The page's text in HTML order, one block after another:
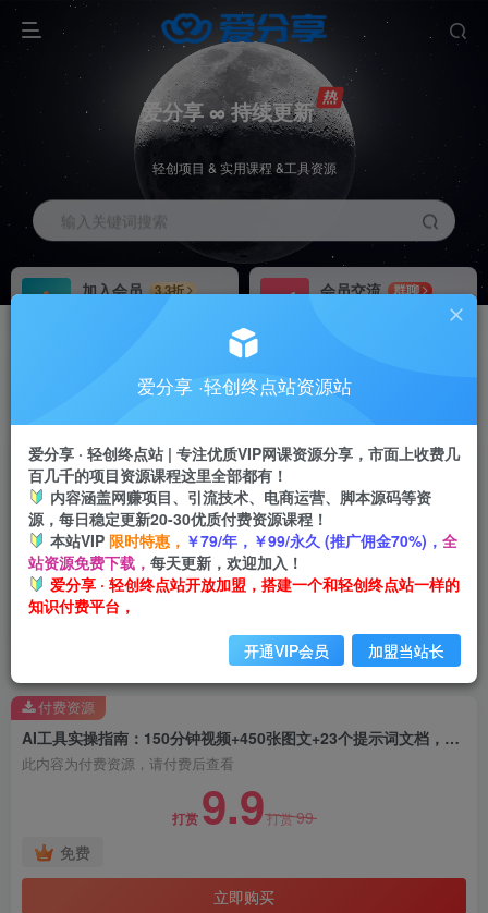
爱分享 ∞ 持续更新
轻创项目 & 实用课程 &工具资源
输入关键词搜索
加入会员
3.3折
会员交流
群聊
推广返佣高达70%
24小时自动赚钱
加入会员享受权益福利
AI工具实操指南：150分钟视频+450张图文+23个提示词文档，额外附赠200+指令
此内容为付费资源，请付费后查看
打赏 9.9打赏99
免费
立即购买
付费资源
爱分享 ·轻创终点站资源站
爱分享 · 轻创终点站 | 专注优质VIP网课资源分享，市面上收费几
百几千的项目资源课程这里全部都有！
内容涵盖网赚项目、引流技术、电商运营、脚本源码等资
源，每日稳定更新20-30优质付费资源课程！
本站VIP 限时特惠， ￥79/年，￥99/永久 (推广佣金70%)， 全
站资源免费下载， 每天更新，欢迎加入！
爱分享 · 轻创终点站开放加盟，搭建一个和轻创终点站一样的
知识付费平台，
开通VIP会员 加盟当站长